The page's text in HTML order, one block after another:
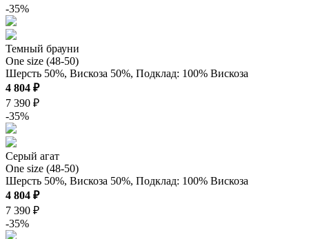
-35%
Темный брауни
One size (48-50)
Шерсть 50%, Вискоза 50%, Подклад: 100% Вискоза
4 804 ₽
7 390 ₽
-35%
Серый агат
One size (48-50)
Шерсть 50%, Вискоза 50%, Подклад: 100% Вискоза
4 804 ₽
7 390 ₽
-35%